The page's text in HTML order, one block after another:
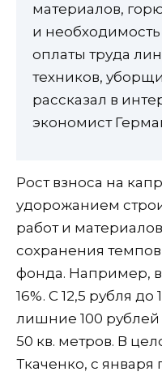
материалов,
и
оплаты труда
техников,
рассказал в
экономист
Рост взноса на
удорожанием
работ и
сохранения
фонда. Например,
16%. С 12,5 рубля до
лишние 100
50 кв. метров. В
Ткаченко, с